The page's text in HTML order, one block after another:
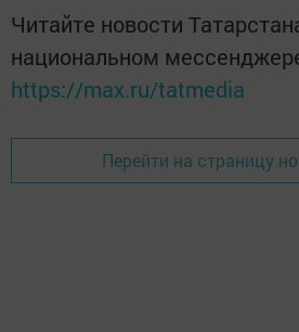
Читайте новости
национальном
https://max.ru/tatmedia
Перейти на страницу